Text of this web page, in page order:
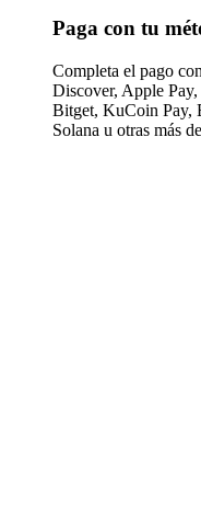
Paga con tu
Completa el pago
Discover, Apple
Bitget, KuCoin Pay,
Solana u otras más